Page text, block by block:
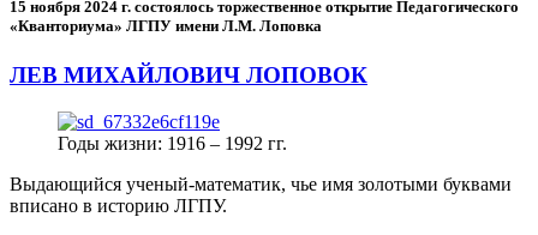
15 ноября 2024 г. состоялось торжественное открытие Педагогического
«Кванториума» ЛГПУ имени Л.М. Лоповка
ЛЕВ МИХАЙЛОВИЧ ЛОПОВОК
Годы жизни: 1916 – 1992 гг.
Выдающийся ученый-математик, чье имя золотыми буквами
вписано в историю ЛГПУ.